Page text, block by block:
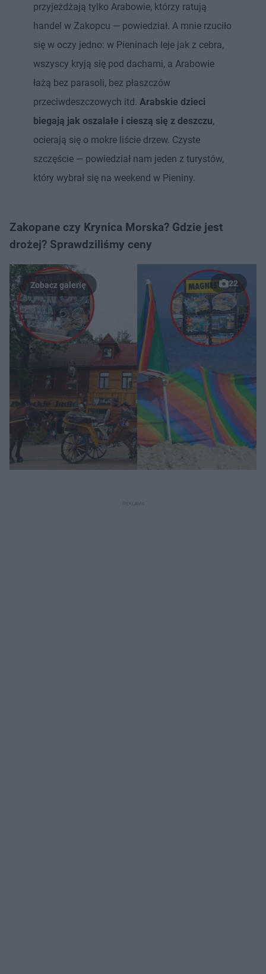
przyjeżdżają tylko Arabowie, którzy ratują
handel w Zakopcu — powiedział. A mnie rzuciło
się w oczy jedno: w Pieninach leje jak z cebra,
wszyscy kryją się pod dachami, a Arabowie
łażą bez parasoli, bez płaszczów
przeciwdeszczowych itd. Arabskie dzieci
biegają jak oszalałe i cieszą się z deszczu,
ocierają się o mokre liście drzew. Czyste
szczęście — powiedział nam jeden z turystów,
który wybrał się na weekend w Pieniny.
Zakopane czy Krynica Morska? Gdzie jest
drożej? Sprawdziliśmy ceny
22